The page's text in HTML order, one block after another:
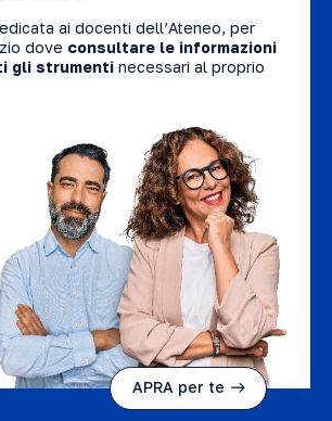
APRA per te
ai docenti dell’Ateneo, per
dove consultare le informazioni
gli strumenti necessari al proprio